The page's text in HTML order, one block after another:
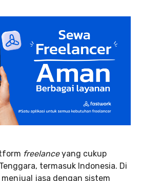
freelanceyang cukup
termasuk Indonesia. Di
menjual jasa dengan sistem